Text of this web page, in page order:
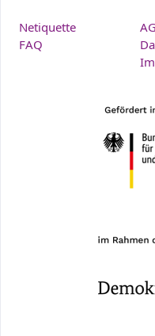
Netiquette
FAQ